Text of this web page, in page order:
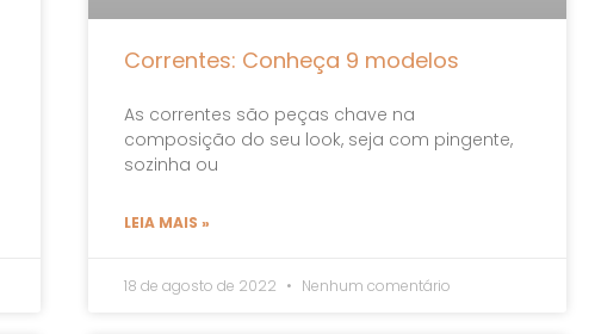
Correntes: Conheça 9 modelos
As correntes são peças chave na
composição do seu look, seja com pingente,
sozinha ou
LEIA MAIS »
18 de agosto de 2022 Nenhum comentário